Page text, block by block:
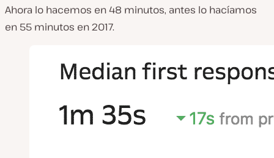
Ahora lo hacemos en 48 minutos, antes lo hacíamos
en 55 minutos en 2017.